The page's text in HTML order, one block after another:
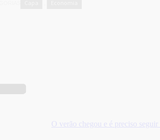
O verão chegou e é preciso